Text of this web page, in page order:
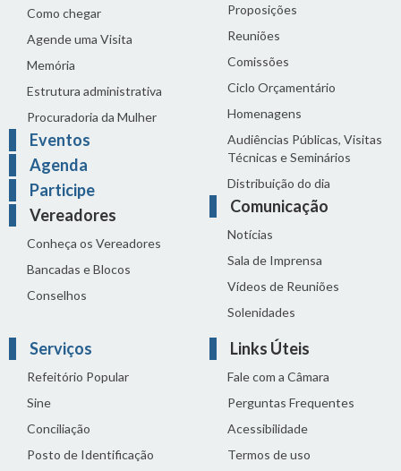
Como chegar
Agende uma Visita
Memória
Estrutura administrativa
Procuradoria da Mulher
Eventos
Agenda
Participe
Vereadores
Conheça os Vereadores
Bancadas e Blocos
Conselhos
Proposições
Reuniões
Comissões
Ciclo Orçamentário
Homenagens
Audiências Públicas, Visitas
Técnicas e Seminários
Distribuição do dia
Comunicação
Notícias
Sala de Imprensa
Vídeos de Reuniões
Solenidades
Serviços
Refeitório Popular
Sine
Conciliação
Posto de Identificação
Links Úteis
Fale com a Câmara
Perguntas Frequentes
Acessibilidade
Termos de uso